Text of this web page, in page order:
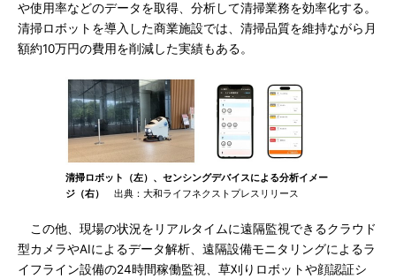
や使用率などのデータを取得、分析して清掃業務を効率化する。
清掃ロボットを導入した商業施設では、清掃品質を維持ながら月
額約10万円の費用を削減した実績もある。
清掃ロボット（左）、センシングデバイスによる分析イメー
ジ（右）
出典：大和ライフネクストプレスリリース
この他、現場の状況をリアルタイムに遠隔監視できるクラウド
型カメラやAIによるデータ解析、遠隔設備モニタリングによるラ
イフライン設備の24時間稼働監視、草刈りロボットや顔認証シ